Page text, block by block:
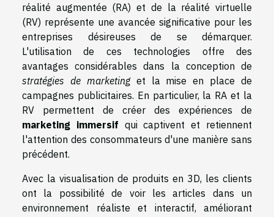
réalité augmentée (RA) et de la réalité virtuelle
(RV) représente une avancée significative pour les
entreprises désireuses de se démarquer.
L'utilisation de ces technologies offre des
avantages considérables dans la conception de
stratégies de marketinget la mise en place de
campagnes publicitaires. En particulier, la RA et la
RV permettent de créer des expériences de
marketing immersif qui captivent et retiennent
l'attention des consommateurs d'une manière sans
précédent.
Avec la visualisation de produits en 3D, les clients
ont la possibilité de voir les articles dans un
environnement réaliste et interactif, améliorant